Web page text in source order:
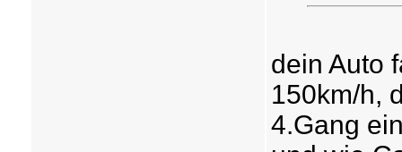
dein Auto
150km/h,
4.Gang